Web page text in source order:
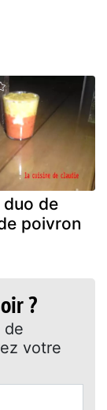
de
poivron
?
de
votre